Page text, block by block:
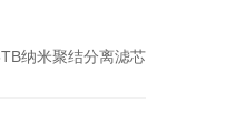
纳米聚结分离滤芯